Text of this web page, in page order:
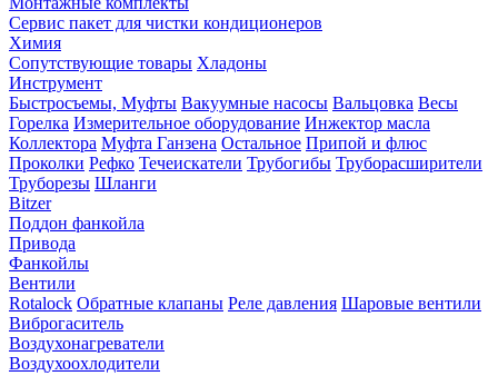
Сервис пакет для чистки кондиционеров
Химия
Сопутствующие товары Хладоны
Инструмент
Быстросъемы, Муфты Вакуумные насосы Вальцовка Весы
Горелка Измерительное оборудование Инжектор масла
Коллектора Муфта Ганзена Остальное Припой и флюс
Проколки Рефко Течеискатели Трубогибы Труборасширители
Труборезы Шланги
Bitzer
Поддон фанкойла
Привода
Фанкойлы
Вентили
Rotalock Обратные клапаны Реле давления Шаровые вентили
Виброгаситель
Воздухонагреватели
Воздухоохлодители